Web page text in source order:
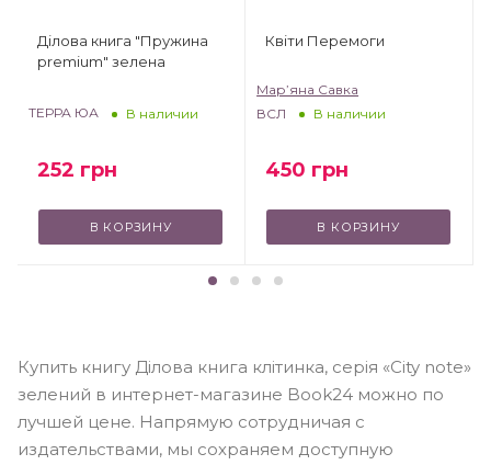
Ділова книга "Пружина
premium" зелена
ТЕРРА ЮА В наличии
252 грн
В КОРЗИНУ
Квіти Перемоги
Мар’яна Савка
ВСЛ
В наличии
450 грн
В КОРЗИНУ
Купить книгу Ділова книга клітинка, серія «City note»
зелений в интернет-магазине Book24 можно по
лучшей цене. Напрямую сотрудничая с
издательствами, мы сохраняем доступную